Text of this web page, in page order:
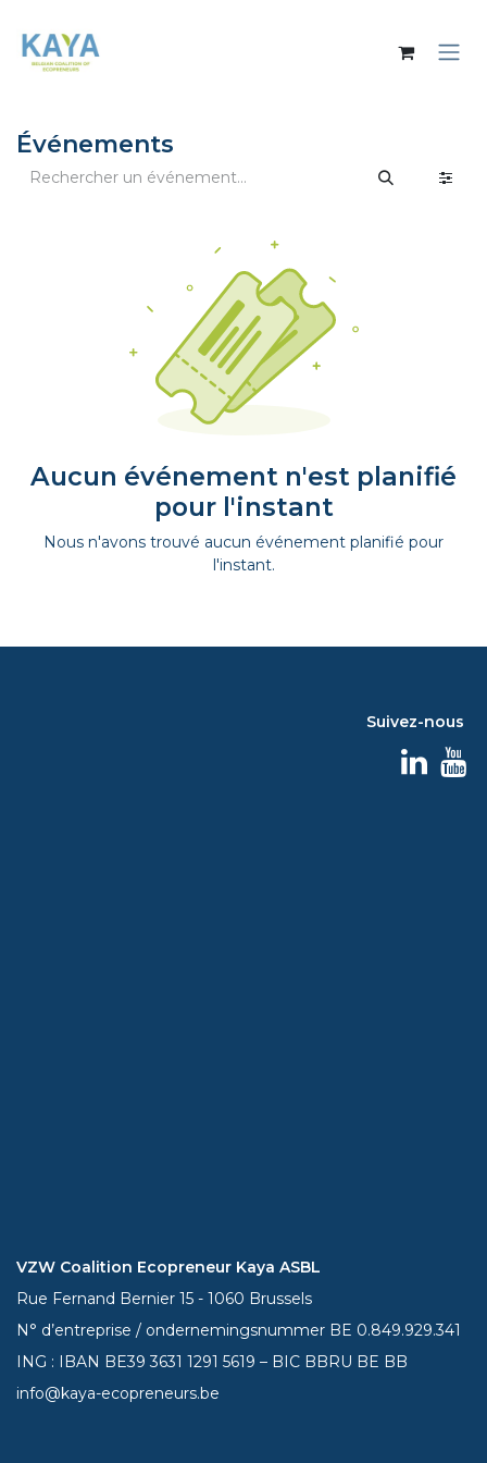
Événements
Aucun événement n'est planifié
pour l'instant
Nous n'avons trouvé aucun événement planifié pour
l'instant.
Suivez-nous
VZW Coalition Ecopreneur Kaya ASBL
Rue Fernand Bernier 15 - 1060 Brussels
N° d’entreprise / ondernemingsnummer BE 0.849.929.341
ING : IBAN BE393631 1291 5619 – BIC BBRU BE BB
info@kaya-ecopreneurs.be